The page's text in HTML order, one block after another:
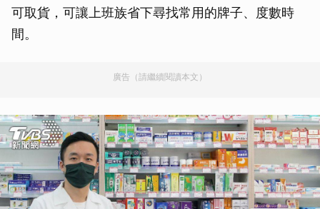
可取貨，可讓上班族省下尋找常用的牌子、度數時
間。
廣告（請繼續閱讀本文）